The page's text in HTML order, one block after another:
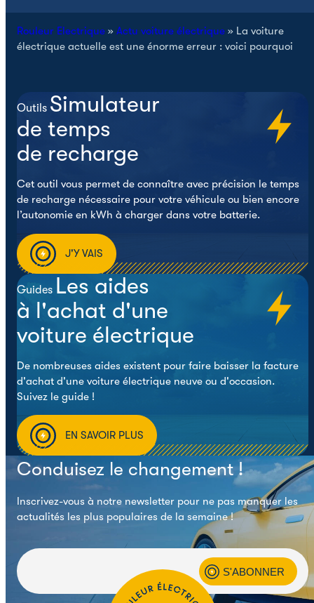
Rouleur Electrique » Actu voiture électrique » La voiture
électrique actuelle est une énorme erreur : voici pourquoi
Outils Simulateur
de temps
de recharge
Cet outil vous permet de connaître avec précision le temps
de recharge nécessaire pour votre véhicule ou bien encore
l’autonomie en kWh à charger dans votre batterie.
J'Y VAIS
Guides Les aides
à l'achat d'une
voiture électrique
De nombreuses aides existent pour faire baisser la facture
d'achat d'une voiture électrique neuve ou d'occasion.
Suivez le guide !
EN SAVOIR PLUS
Conduisez le changement !
Inscrivez-vous à notre newsletter pour ne pas manquer les
actualités les plus populaires de la semaine !